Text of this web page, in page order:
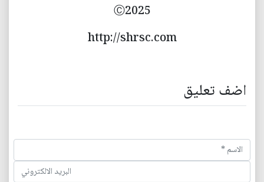
Ⓒ2025
http://shrsc.com
اضف تعليق